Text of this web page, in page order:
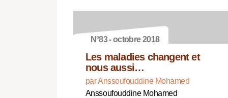
N°83 - octobre 2018
Les maladies changent et
nous aussi…
par Anssoufouddine Mohamed
Anssoufouddine Mohamed